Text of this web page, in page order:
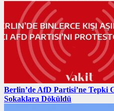
Berlin’de AfD Partisi’ne Tepki
Sokaklara Döküldü